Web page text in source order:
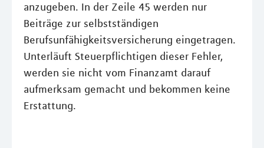
anzugeben. In der Zeile 45 werden nur
Beiträge zur selbstständigen
Berufsunfähigkeitsversicherung eingetragen.
Unterläuft Steuerpflichtigen dieser Fehler,
werden sie nicht vom Finanzamt darauf
aufmerksam gemacht und bekommen keine
Erstattung.